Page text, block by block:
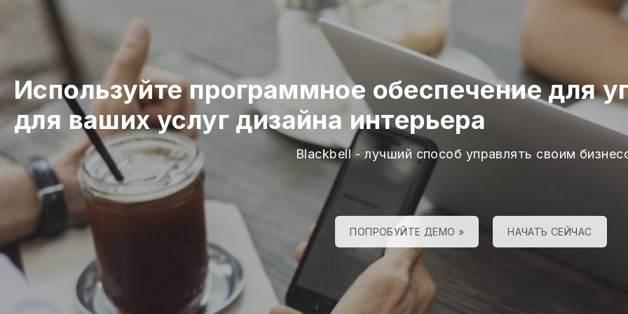
Используйте программное обеспечение для
для ваших услуг дизайна интерьера
Blackbell - лучший способ управлять своим
ПОПРОБУЙТЕ ДЕМО » НАЧАТЬ СЕЙЧАС